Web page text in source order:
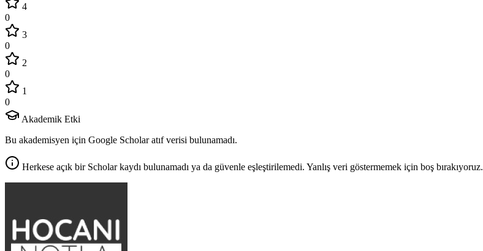
4
0
3
0
2
0
1
0
Akademik Etki
Bu akademisyen için Google Scholar atıf verisi bulunamadı.
Herkese açık bir Scholar kaydı bulunamadı ya da güvenle eşleştirilemedi. Yanlış veri göstermemek için boş bırakıyoruz.